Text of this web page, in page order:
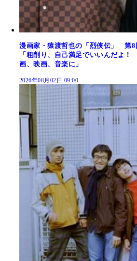
漫画家・猿渡哲也の「烈侠伝」 第8
「粗削り、自己満足でいいんだよ
画、映画、音楽に」
2026年08月02日 09:00